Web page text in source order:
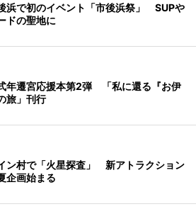
浜で初のイベント「市後浜祭」 SUPや
ドの聖地に
年遷宮応援本第2弾 「私に還る『お伊
旅」刊行
ン村で「火星探査」 新アトラクション
企画始まる